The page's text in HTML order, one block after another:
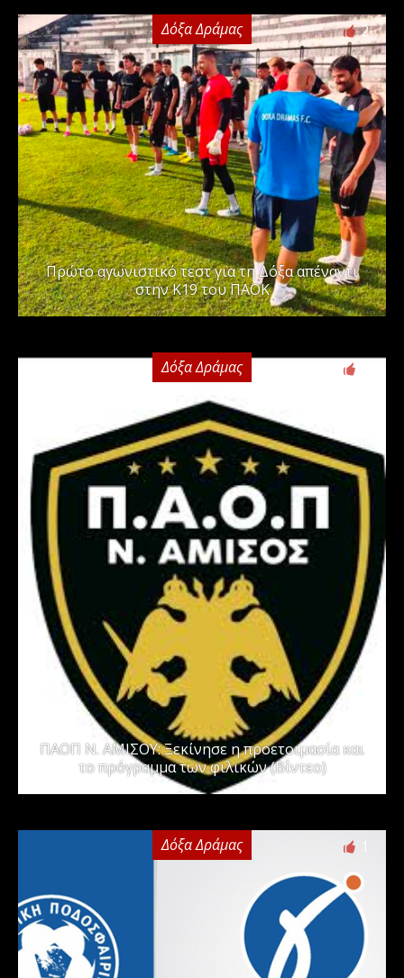
Δόξα Δράμας 2
Πρώτο αγωνιστικό τεστ για τη Δόξα απέναντι
στην Κ19 του ΠΑΟΚ
Δόξα Δράμας
ΠΑΟΠ Ν. ΑΜΙΣΟΥ: Ξεκίνησε η προετοιμασία και
το πρόγραμμα των φιλικών (Βίντεο)
Δόξα Δράμας